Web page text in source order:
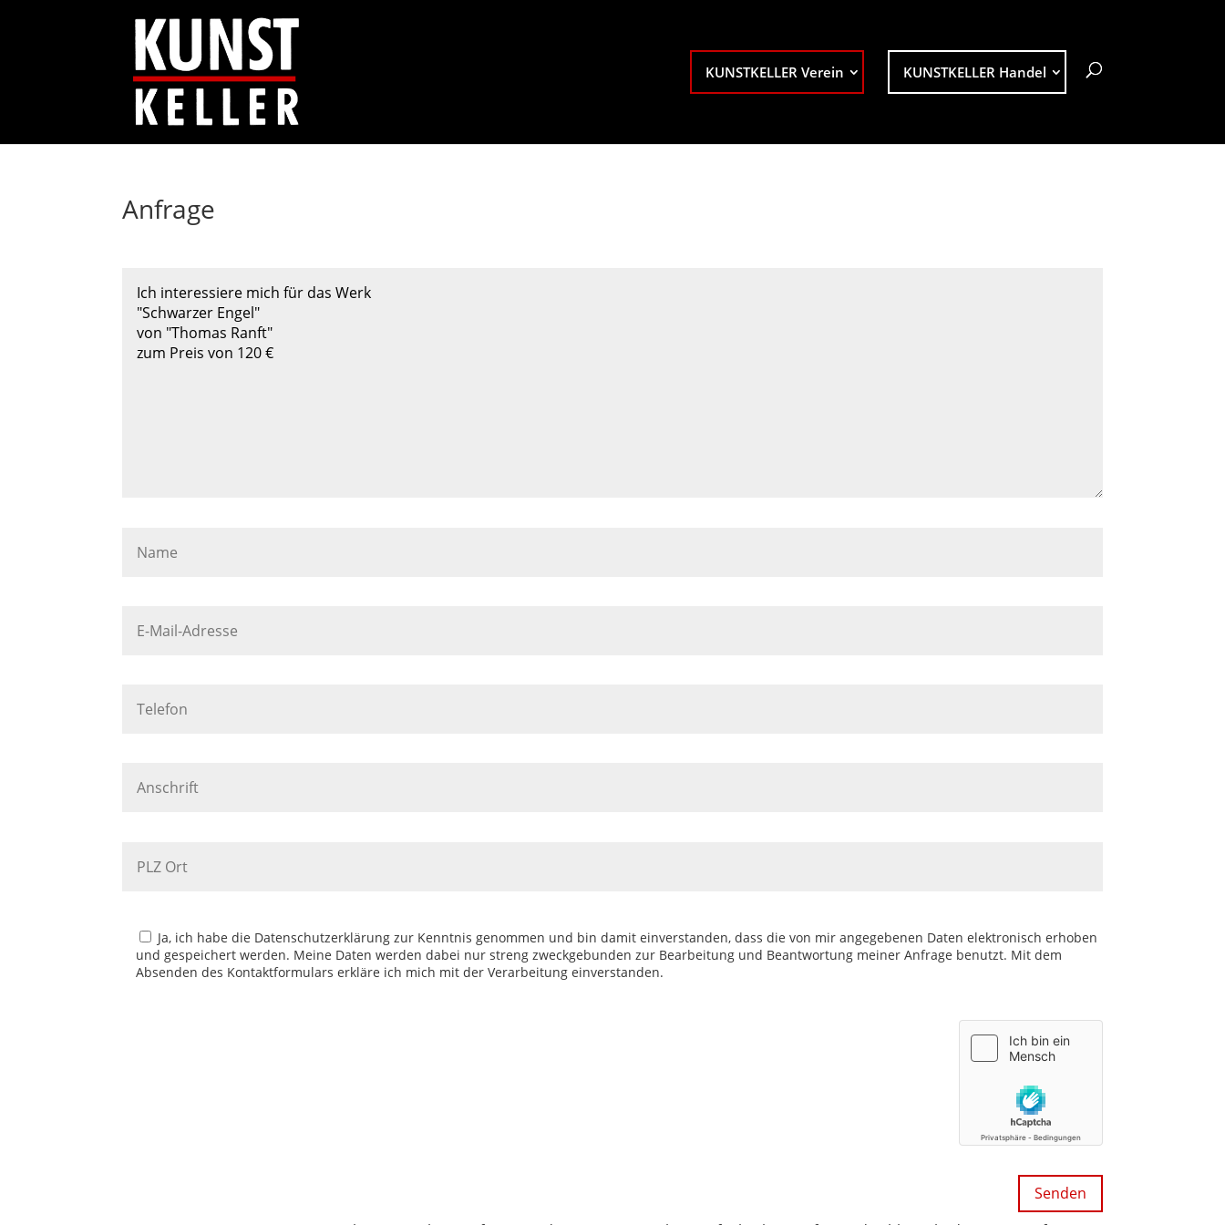
KUNSTKELLER Verein KUNSTKELLER Handel
Anfrage
Ja, ich habe die Datenschutzerklärung zur Kenntnis genommen und bin damit einverstanden, dass die von mir angegebenen Daten elektronisch erhoben
und gespeichert werden. Meine Daten werden dabei nur streng zweckgebunden zur Bearbeitung und Beantwortung meiner Anfrage benutzt. Mit dem
Absenden des Kontaktformulars erkläre ich mich mit der Verarbeitung einverstanden.